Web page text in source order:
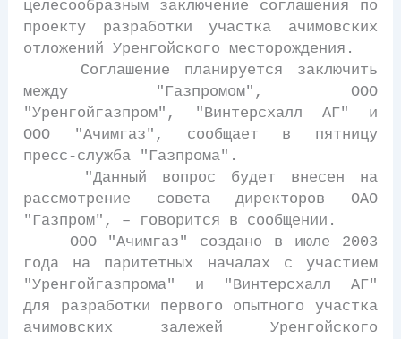
целесообразным заключение соглашения по
проекту разработки участка ачимовских
отложений Уренгойского месторождения.
Соглашение планируется заключить
между "Газпромом", ООО
"Уренгойгазпром", "Винтерсхалл АГ" и
ООО "Ачимгаз", сообщает в пятницу
пресс-служба "Газпрома".
"Данный вопрос будет внесен на
рассмотрение совета директоров ОАО
"Газпром", – говорится в сообщении.
ООО "Ачимгаз" создано в июле 2003
года на паритетных началах с участием
"Уренгойгазпрома" и "Винтерсхалл АГ"
для разработки первого опытного участка
ачимовских залежей Уренгойского